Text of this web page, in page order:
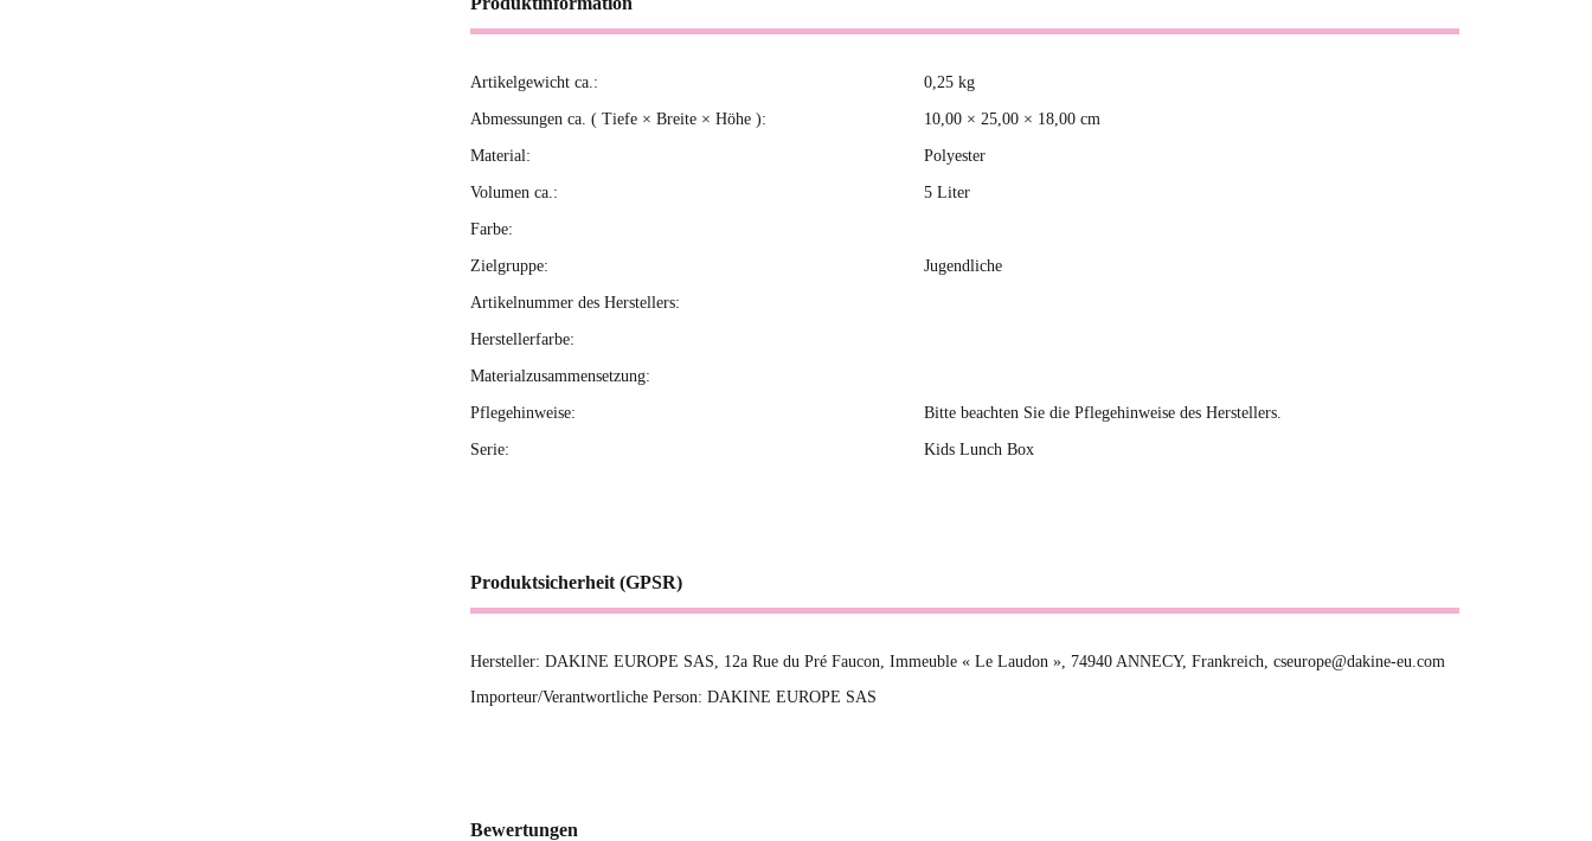
Produkteigenschaft
Wert
Artikelgewicht ca.: 0,25 kg
Abmessungen ca. ( Tiefe × Breite × Höhe ): 10,00 × 25,00 × 18,00 cm
Material: Polyester
Volumen ca.: 5 Liter
Farbe:
Zielgruppe: Jugendliche
Artikelnummer des Herstellers:
Herstellerfarbe:
Materialzusammensetzung:
Pflegehinweise: Bitte beachten Sie die Pflegehinweise des Herstellers.
Serie: Kids Lunch Box
Produktsicherheit (GPSR)
Hersteller: DAKINE EUROPE SAS, 12a Rue du Pré Faucon, Immeuble « Le Laudon », 74940 ANNECY, Frankreich, cseurope@dakine-eu.com
Importeur/Verantwortliche Person: DAKINE EUROPE SAS
Bewertungen